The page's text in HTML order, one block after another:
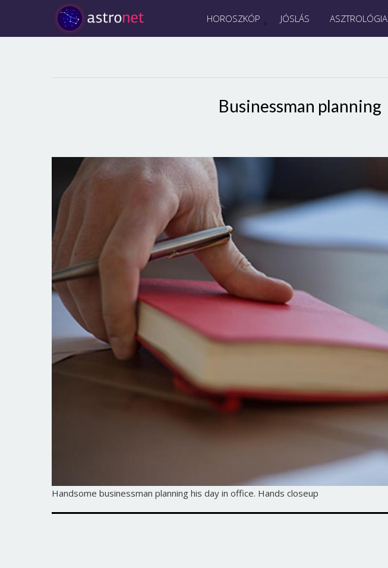
HOROSZKÓP JÓSLÁS ASZTROLÓGIA
Businessman planning
Handsome businessman planning his day in office. Hands closeup